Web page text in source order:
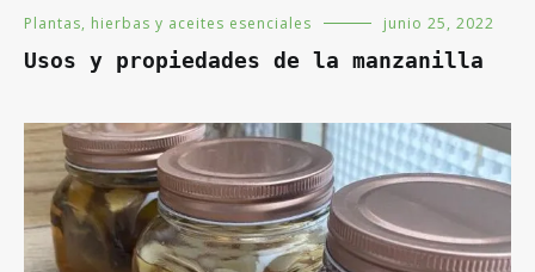
Plantas, hierbas y aceites esenciales junio 25, 2022
Usos y propiedades de la manzanilla